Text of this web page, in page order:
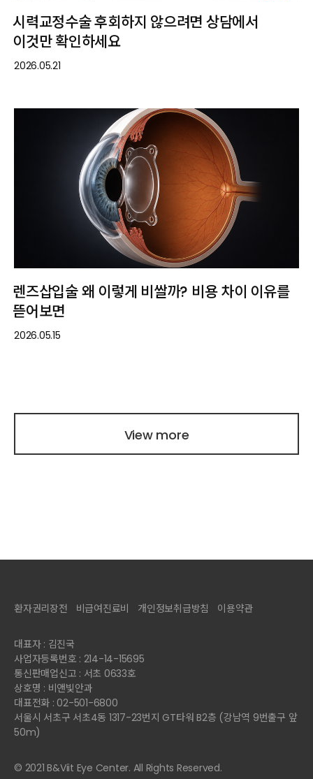
시력교정수술 후회하지 않으려면 상담에서
이것만 확인하세요
2026.05.21
렌즈삽입술 왜 이렇게 비쌀까? 비용 차이 이유를
뜯어보면
2026.05.15
View more
환자권리장전 비급여진료비 개인정보취급방침 이용약관
대표자 : 김진국
사업자등록번호 : 214-14-15695
통신판매업신고 : 서초 0633호
상호명 : 비앤빛안과
대표전화 : 02-501-6800
서울시 서초구 서초4동 1317-23번지 GT타워 B2층 (강남역 9번출구 앞
50m)
© 2021 B&Viit Eye Center. All Rights Reserved.